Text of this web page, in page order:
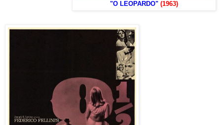
"O LEOPARDO" (1963)